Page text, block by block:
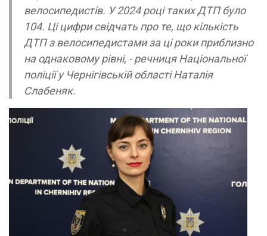
велосипедистів. У 2024 році таких ДТП було
104. Ці цифри свідчать про те, що кількість
ДТП з велосипедистами за ці роки приблизно
на однаковому рівні, - речниця Національної
поліції у Чернігівській області Наталія
Слабеняк.